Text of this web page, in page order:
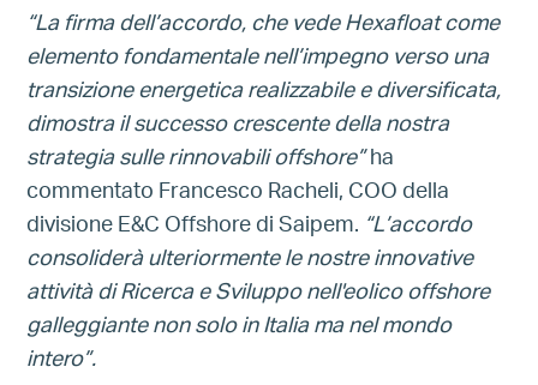
“La firma dell’accordo, che vede Hexafloat come
elemento fondamentale nell’impegno verso una
transizione energetica realizzabile e diversificata,
dimostra il successo crescente della nostra
strategia sulle rinnovabili offshore”ha
commentato Francesco Racheli, COO della
divisione E&C Offshore di Saipem. “L’accordo
consoliderà ulteriormente le nostre innovative
attività di Ricerca e Sviluppo nell'eolico offshore
galleggiante non solo in Italia ma nel mondo
intero”.